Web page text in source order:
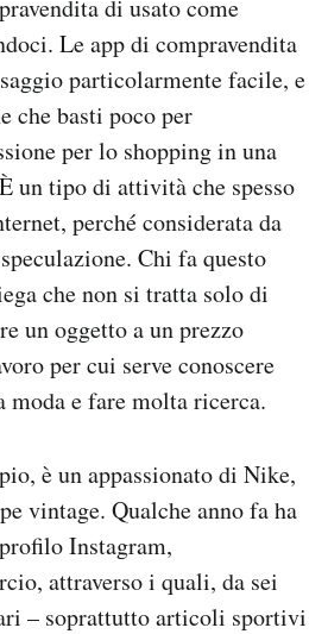
di usato come
Le app di compravendita
particolarmente facile, e
che basti poco per
per lo shopping in una
un tipo di attività che spesso
perché considerata da
Chi fa questo
che non si tratta solo di
un oggetto a un prezzo
per cui serve conoscere
moda e fare molta ricerca.
è un appassionato di Nike,
vintage. Qualche anno fa ha
Instagram,
attraverso i quali, da sei
– soprattutto articoli sportivi